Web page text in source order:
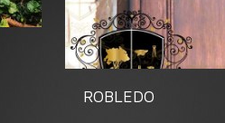
ROBLEDO